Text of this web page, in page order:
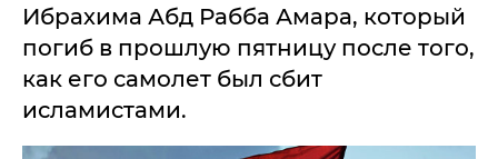
Ибрахима Абд Рабба Амара, который
погиб в прошлую пятницу после того,
как его самолет был сбит
исламистами.